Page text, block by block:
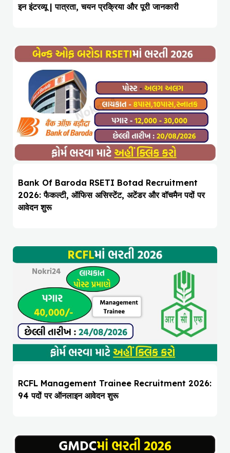
इन इंटरव्यू | पात्रता, चयन प्रक्रिया और पूरी जानकारी
Bank Of Baroda RSETI Botad Recruitment
2026: फैकल्टी, ऑफिस असिस्टेंट, अटेंडर और वॉचमैन पदों पर
आवेदन शुरू
RCFL Management Trainee Recruitment 2026:
94 पदों पर ऑनलाइन आवेदन शुरू